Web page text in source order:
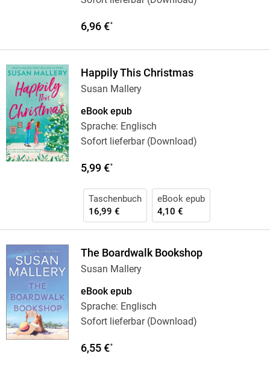
6,96 €*
Happily This Christmas
Susan Mallery
eBook epub
Sprache: Englisch
Sofort lieferbar (Download)
5,99 €*
Taschenbuch
16,99 €
eBook epub
4,10 €
The Boardwalk Bookshop
Susan Mallery
eBook epub
Sprache: Englisch
Sofort lieferbar (Download)
6,55 €*